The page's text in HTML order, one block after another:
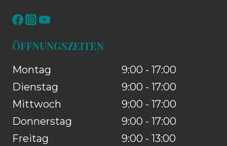
ÖFFNUNGSZEITEN
Montag
Dienstag
Mittwoch
Donnerstag
Freitag
9:00 - 17:00
9:00 - 17:00
9:00 - 17:00
9:00 - 17:00
9:00 - 13:00